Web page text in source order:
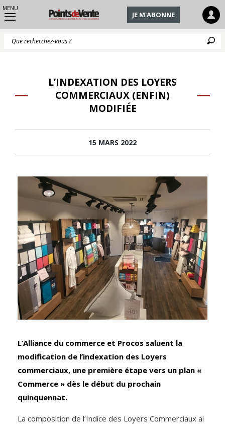
MENU
JE M'ABONNE
L’INDEXATION DES LOYERS
COMMERCIAUX (ENFIN)
MODIFIÉE
15 MARS 2022
L’Alliance du commerce et Procos saluent la
modification de l’indexation des Loyers
commerciaux, une première étape vers un plan «
Commerce » dès le début du prochain
quinquennat.
La composition de l’Indice des Loyers Commerciaux ai